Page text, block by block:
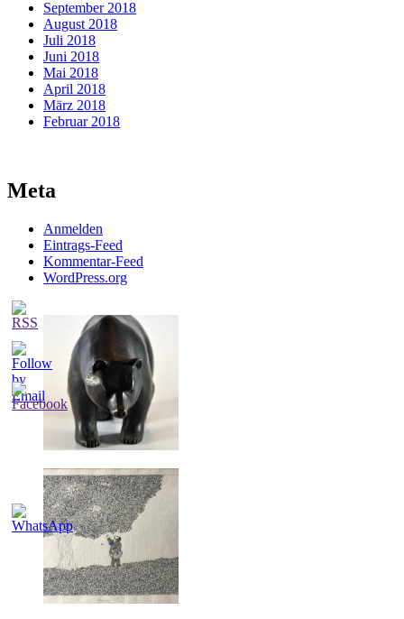
September 2018
August 2018
Juli 2018
Juni 2018
Mai 2018
April 2018
März 2018
Februar 2018
Meta
Anmelden
Eintrags-Feed
Kommentar-Feed
WordPress.org